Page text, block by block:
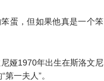
蛋，但如果他真是一个笨
娅1970年出生在斯洛文尼
一夫人”。